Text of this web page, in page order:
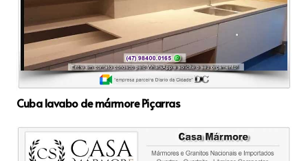
Cuba lavabo de mármore Piçarras